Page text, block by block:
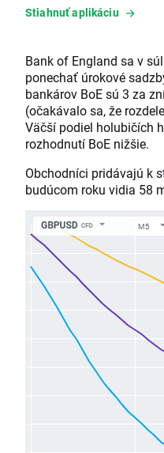
Stiahnuť aplikáciu
Bank of England sa v
ponechať úrokové
bankárov BoE sú 3 za
(očakávalo sa, že
Väčší podiel holubičích
rozhodnutí BoE nižšie.
Obchodníci pridávajú k
budúcom roku vidia 58